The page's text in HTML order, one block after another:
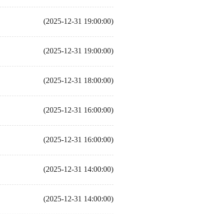
(2025-12-31 19:00:00)
(2025-12-31 19:00:00)
(2025-12-31 18:00:00)
(2025-12-31 16:00:00)
(2025-12-31 16:00:00)
(2025-12-31 14:00:00)
(2025-12-31 14:00:00)